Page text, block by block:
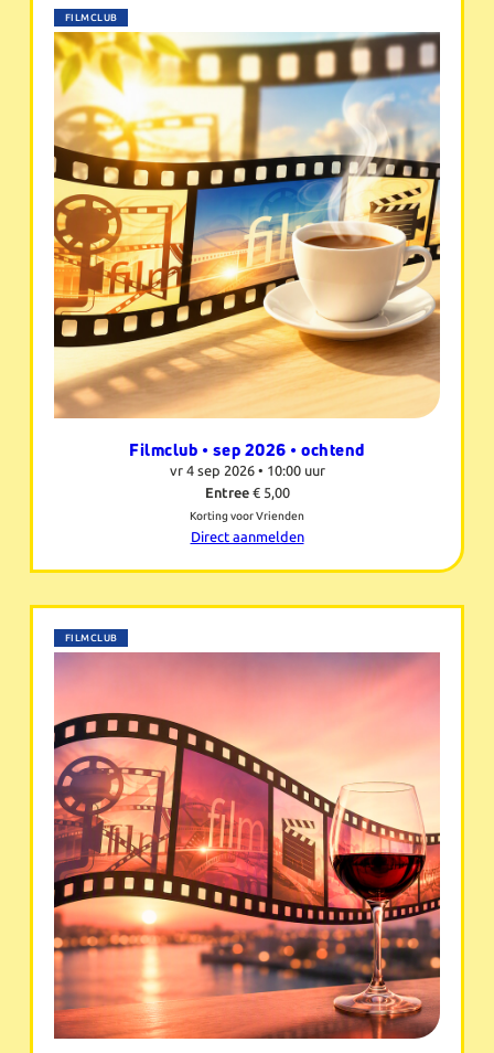
FILMCLUB
Filmclub • sep 2026 • ochtend
vr 4 sep 2026 • 10:00 uur
Entree€ 5,00
Korting voor Vrienden
Direct aanmelden
FILMCLUB